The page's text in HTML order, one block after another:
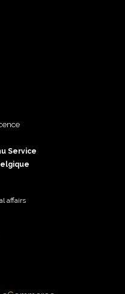
Service
affairs